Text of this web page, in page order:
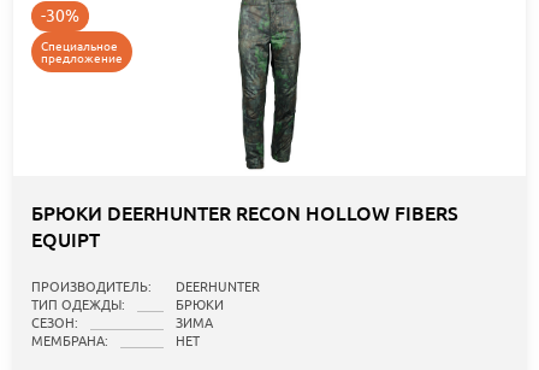
-30%
Специальное
предложение
БРЮКИ DEERHUNTER RECON HOLLOW FIBERS
EQUIPT
ПРОИЗВОДИТЕЛЬ:
DEERHUNTER
ТИП ОДЕЖДЫ:
БРЮКИ
СЕЗОН:
ЗИМА
МЕМБРАНА:
НЕТ